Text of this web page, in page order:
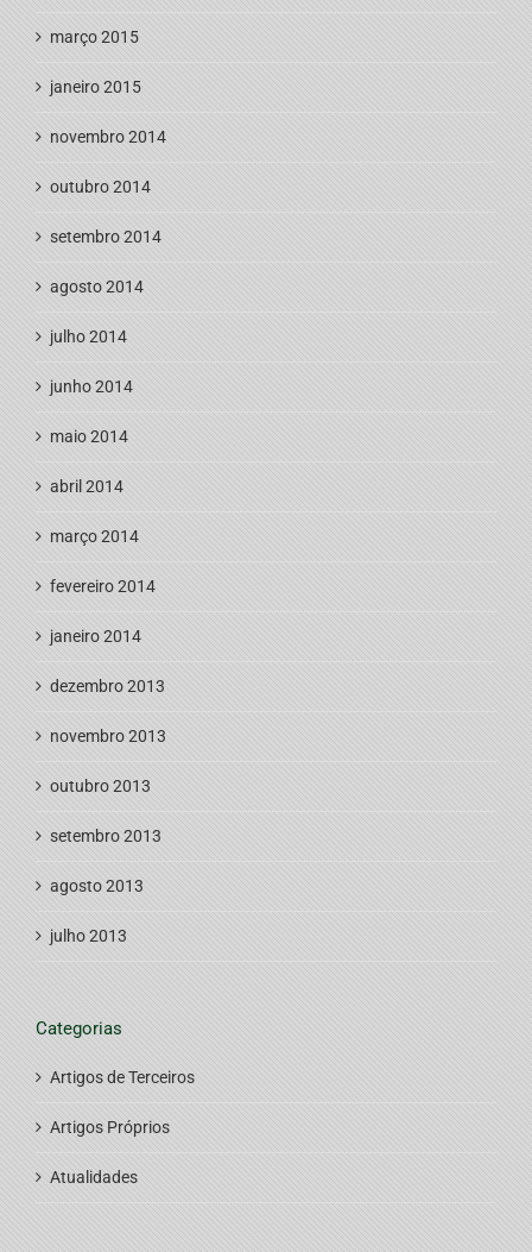
março 2015
janeiro 2015
novembro 2014
outubro 2014
setembro 2014
agosto 2014
julho 2014
junho 2014
maio 2014
abril 2014
março 2014
fevereiro 2014
janeiro 2014
dezembro 2013
novembro 2013
outubro 2013
setembro 2013
agosto 2013
julho 2013
Categorias
Artigos de Terceiros
Artigos Próprios
Atualidades